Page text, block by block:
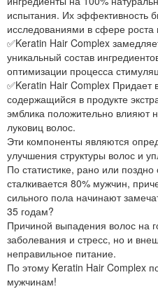
испытания. Их эффективность
исследованиями в сфере роста
✅Keratin Hair Complex
уникальный состав
оптимизации процесса
✅Keratin Hair Complex Придает
содержащийся в продукте
эмблика положительно влияют
луковиц волос.
Эти компоненты являются
улучшения структуры волос и
По статистике, рано или
сталкивается 80% мужчин,
сильного пола начинают
35 годам?
Причиной выпадения волос на
заболевания и стресс, но и
неправильное питание.
По этому Keratin Hair Complex
мужчинам!